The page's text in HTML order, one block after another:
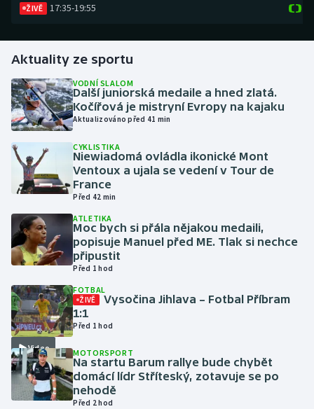
Futsal
Golf
Gymnastika
Házená
Jezdectví
Judo
Krasobruslení
Lezení
Moderní pětiboj
Motorsport
Olympijské hry
ŽIVĚ 17:35-19:55
Aktuality ze sportu
VODNÍ SLALOM
Další juniorská medaile a hned zlatá.
Kočířová je mistryní Evropy na kajaku
Aktualizováno před 41 min
CYKLISTIKA
Niewiadomá ovládla ikonické Mont
Ventoux a ujala se vedení v Tour de
France
Před 42 min
ATLETIKA
Moc bych si přála nějakou medaili,
popisuje Manuel před ME. Tlak si nechce
připustit
Před 1 hod
Video
FOTBAL
ŽIVĚ
Vysočina Jihlava – Fotbal Příbram
1:1
Před 1 hod
MOTORSPORT
Na startu Barum rallye bude chybět
domácí lídr Stříteský, zotavuje se po
nehodě
Před 2 hod